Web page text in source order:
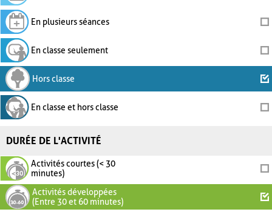
En plusieurs séances
En classe seulement
Hors classe
En classe et hors classe
DURÉE DE L'ACTIVITÉ
Activités courtes (< 30
minutes)
Activités développées
(Entre 30 et 60 minutes)